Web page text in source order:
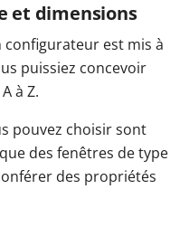
et dimensions
configurateur est mis à
puissiez concevoir
à Z.
pouvez choisir sont
des fenêtres de type
des propriétés